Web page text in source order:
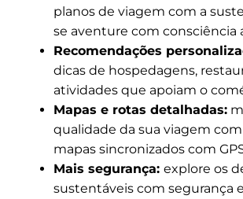
planos de viagem com a
se aventure com consciência
Recomendações
dicas de hospedagens,
atividades que apoiam o
Mapas e rotas detalhadas:
qualidade da sua viagem
mapas sincronizados com
Mais segurança: explore os
sustentáveis com segurança